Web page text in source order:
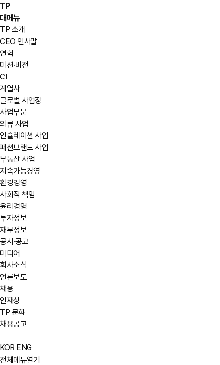
TP
대메뉴
TP 소개
CEO 인사말
연혁
미션·비전
CI
계열사
글로벌 사업장
사업부문
의류 사업
인슐레이션 사업
패션브랜드 사업
부동산 사업
지속가능경영
환경경영
사회적 책임
윤리경영
투자정보
재무정보
공시·공고
미디어
회사소식
언론보도
채용
인재상
TP 문화
채용공고
KOR ENG
전체메뉴열기